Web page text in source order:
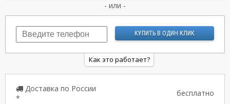
- или -
Как это работает?
Доставка по России
*
бесплатно